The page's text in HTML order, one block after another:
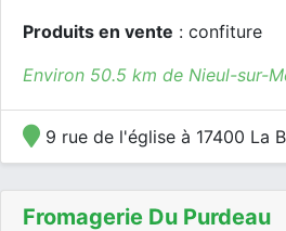
Produits en vente : confiture
Environ 50.5 km de Nieul-sur-
9 rue de l'église à 17400 La
Fromagerie Du Purdeau